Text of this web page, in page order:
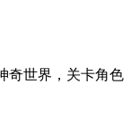
奇世界，关卡角色